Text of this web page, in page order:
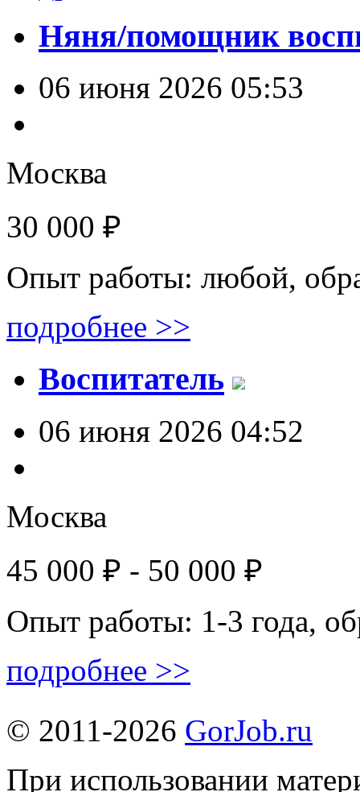
Няня/помощник
06 июня 2026 05:53
Москва
30 000 ₽
Опыт работы: любой,
подробнее >>
Воспитатель
06 июня 2026 04:52
Москва
45 000 ₽ - 50 000 ₽
Опыт работы: 1-3 года,
подробнее >>
© 2011-2026 GorJob.ru
При использовании